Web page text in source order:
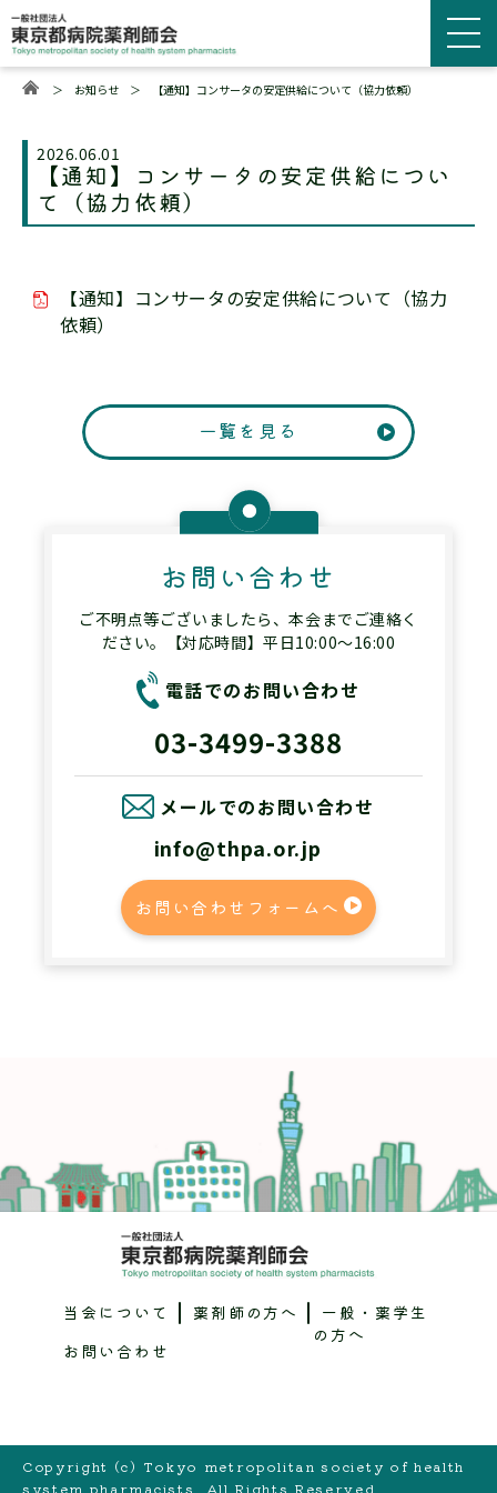
＞ お知らせ＞ 【通知】コンサータの安定供給について（協力依頼）
2026.06.01
【通知】コンサータの安定供給につい
て（協力依頼）
【通知】コンサータの安定供給について（協力
依頼）
一覧を見る
お問い合わせ
ご不明点等ございましたら、本会までご連絡く
ださい。【対応時間】平日10:00～16:00
電話でのお問い合わせ
03-3499-3388
メールでのお問い合わせ
info@thpa.or.jp
お問い合わせフォームへ
当会について 薬剤師の方へ 一般・薬学生
の方へ
お問い合わせ
Copyright (c) Tokyo metropolitan society of health
system pharmacists. All Rights Reserved.